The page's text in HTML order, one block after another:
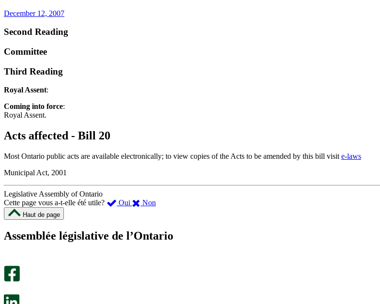
December 12, 2007
Second Reading
Committee
Third Reading
Royal Assent:
Coming into force:
Royal Assent.
Acts affected - Bill 20
Most Ontario public acts are available electronically; to view copies of the Acts to be amended by this bill visit e-laws
Municipal Act, 2001
Legislative Assembly of Ontario
Cette page vous a-t-elle été utile?
Oui ,
été
Non
m’a
Haut de page
Assemblée législative de l’Ontario